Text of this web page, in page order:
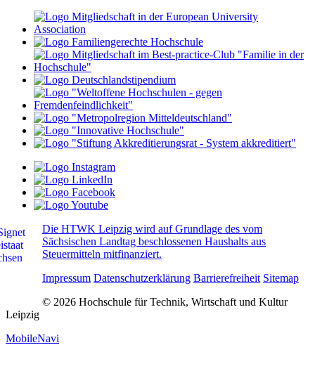
Die HTWK Leipzig wird auf Grundlage des vom
Sächsischen Landtag beschlossenen Haushalts aus
Steuermitteln mitfinanziert.
Impressum Datenschutzerklärung Barrierefreiheit Sitemap
© 2026 Hochschule für Technik, Wirtschaft und Kultur
Leipzig
MobileNavi